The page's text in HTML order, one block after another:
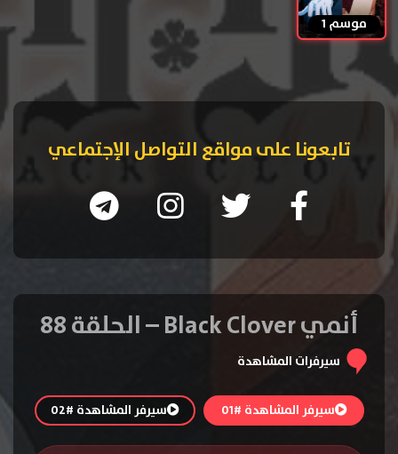
موسم 1
تابعونا على مواقع التواصل الإجتماعي
أنمي Black Clover – الحلقة 88
سيرفرات المشاهدة
سيرفر المشاهدة #01 سيرفر المشاهدة #02